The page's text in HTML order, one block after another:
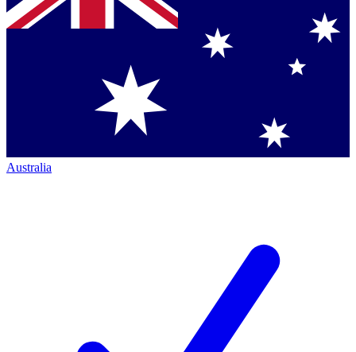
Australia